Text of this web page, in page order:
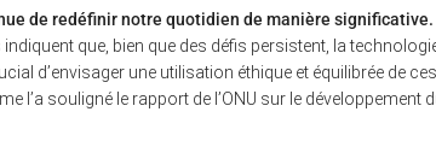
de redéfinir notre quotidien de manière significative.
que, bien que des défis persistent, la
d’envisager une utilisation éthique et équilibrée de
l’a souligné le rapport de l’ONU sur le développement